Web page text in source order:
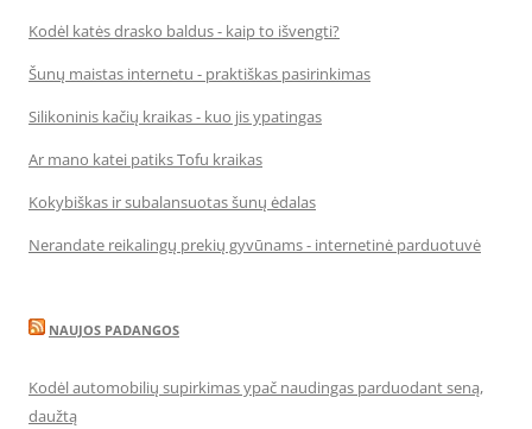
Kodėl katės drasko baldus - kaip to išvengti?
Šunų maistas internetu - praktiškas pasirinkimas
Silikoninis kačių kraikas - kuo jis ypatingas
Ar mano katei patiks Tofu kraikas
Kokybiškas ir subalansuotas šunų ėdalas
Nerandate reikalingų prekių gyvūnams - internetinė parduotuvė
NAUJOS PADANGOS
Kodėl automobilių supirkimas ypač naudingas parduodant seną,
daužtą